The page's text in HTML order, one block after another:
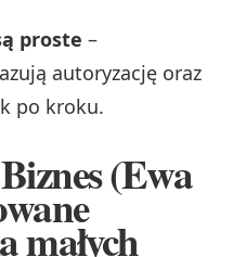
proste –
autoryzację oraz
po kroku.
(Ewa
małych